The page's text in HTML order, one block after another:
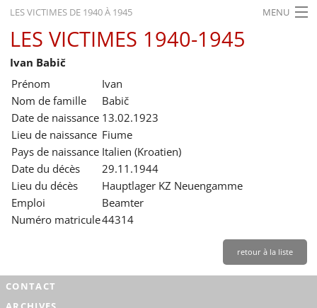
LES VICTIMES DE 1940 À 1945 MENU
ACCUEIL
ACTUALITÉS
EXPOSITIONS
HISTORIQUE
FORMATION
RECHERCHE
SERVICE
LES VICTIMES 1940-1945
Ivan Babič
Prénom
Ivan
Nom de famille
Babič
Date de naissance 13.02.1923
Lieu de naissance Fiume
Pays de naissance Italien (Kroatien)
Date du décès
29.11.1944
Lieu du décès
Hauptlager KZ Neuengamme
Emploi
Beamter
Numéro matricule44314
retour à la liste
CONTACT